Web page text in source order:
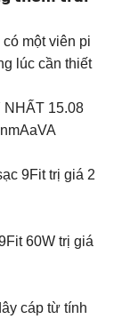
một viên pi
lúc cần thiết
NHẤT 15.08
9Fit trị giá 2
60W trị giá
cáp từ tính